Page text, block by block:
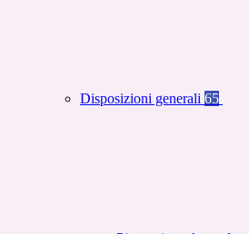
Disposizioni generali 65